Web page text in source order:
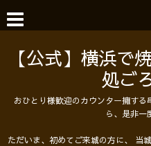
【公式】横浜で
処ご
おひとり様歓迎のカウンター擁す
ら、是非一
ただいま、初めてご来城の方に、 当